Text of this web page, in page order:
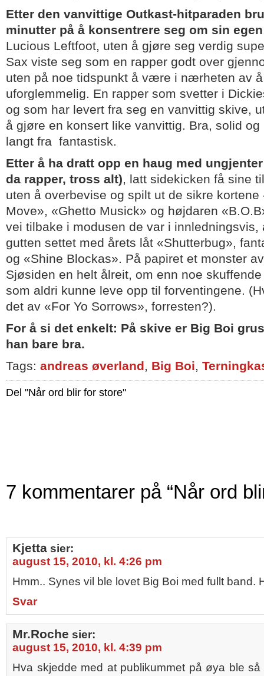
Etter den vanvittige Outkast-hitparaden
minutter på å konsentrere seg om sin egen
Lucious Leftfoot, uten å gjøre seg verdig
Sax viste seg som en rapper godt over
uten på noe tidspunkt å være i nærheten av
uforglemmelig. En rapper som svetter i
og som har levert fra seg en vanvittig skive,
å gjøre en konsert like vanvittig. Bra, solid
langt fra fantastisk.
Etter å ha dratt opp en haug med
da rapper, tross alt), latt sidekicken få sine
uten å overbevise og spilt ut de sikre kortene
Move», «Ghetto Musick» og højdaren
vei tilbake i modusen de var i innledningsvis,
gutten settet med årets låt «Shutterbug»,
og «Shine Blockas». På papiret et monster
Sjøsiden en helt ålreit, om enn noe
som aldri kunne leve opp til forventingene.
det av «For Yo Sorrows», forresten?).
For å si det enkelt: På skive er Big Boi
han bare bra.
Tags: andreas øverland, Big Boi,
Del "Når ord blir for store"
7 kommentarer på “Når ord
Kjetta sier:
august 15, 2010, kl. 4:26 pm
Hmm.. Synes vil ble lovet Big Boi med fullt band.
Svar
Mr.Roche sier:
august 15, 2010, kl. 4:39 pm
Hva skjedde med at publikummet på øya ble